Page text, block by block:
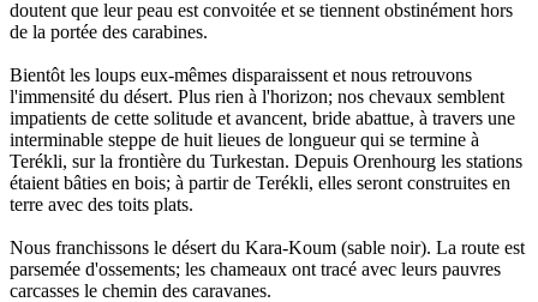
doutent que leur peau est convoitée et se tiennent obstinément hors
de la portée des carabines.
Bientôt les loups eux-mêmes disparaissent et nous retrouvons
l'immensité du désert. Plus rien à l'horizon; nos chevaux semblent
impatients de cette solitude et avancent, bride abattue, à travers une
interminable steppe de huit lieues de longueur qui se termine à
Terékli, sur la frontière du Turkestan. Depuis Orenhourg les stations
étaient bâties en bois; à partir de Terékli, elles seront construites en
terre avec des toits plats.
Nous franchissons le désert du Kara-Koum (sable noir). La route est
parsemée d'ossements; les chameaux ont tracé avec leurs pauvres
carcasses le chemin des caravanes.